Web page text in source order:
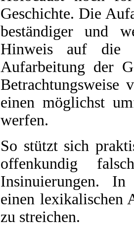
Geschichte. Die
beständiger und
Hinweis auf die
Aufarbeitung der
Betrachtungsweise
einen möglichst
werfen.
So stützt sich
offenkundig
Insinuierungen. In
einen lexikalischen
zu streichen.